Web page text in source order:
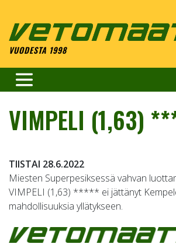
content
VUODESTA 1998
VIMPELI (1,63)
TIISTAI 28.6.2022
Miesten Superpesiksessä vahvan
VIMPELI (1,63) ***** ei jättänyt
mahdollisuuksia yllätykseen.